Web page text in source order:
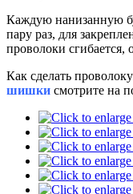
Каждую нанизанную
пару раз, для
проволоки сгибается,
Как сделать
шишки смотрите на